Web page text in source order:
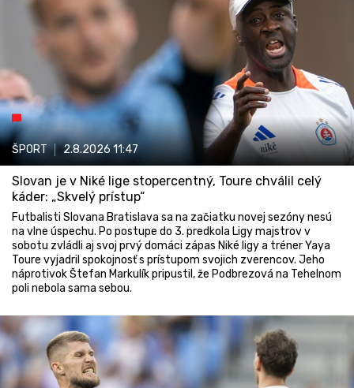
ŠPORT 2.8.202611:47
Slovan je v Niké lige stopercentný, Toure chválil celý
káder: „Skvelý prístup“
Futbalisti Slovana Bratislava sa na začiatku novej sezóny nesú
na vlne úspechu. Po postupe do 3. predkola Ligy majstrov v
sobotu zvládli aj svoj prvý domáci zápas Niké ligy a tréner Yaya
Toure vyjadril spokojnosť s prístupom svojich zverencov. Jeho
náprotivok Štefan Markulík pripustil, že Podbrezová na Tehelnom
poli nebola sama sebou.